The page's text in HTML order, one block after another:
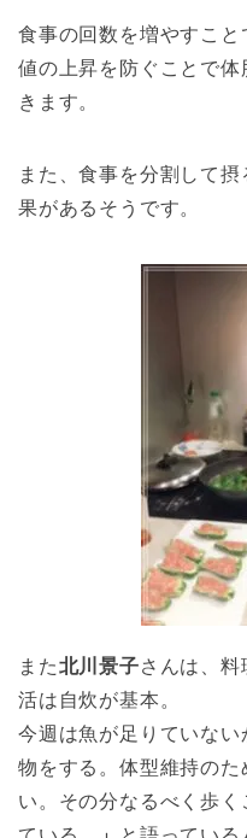
食事の回数を増やすこ
値の上昇を防ぐことで
きます。
また、食事を分割して
果があるそうです。
また北川景子さんは、
活は自炊が基本。
今週は魚が足りていな
物をする。体型維持の
い。その分なるべく歩